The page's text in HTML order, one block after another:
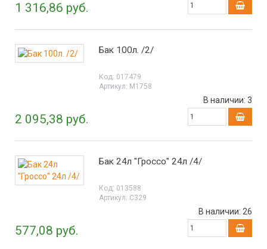
1 316,86 руб.
Бак 100л. /2/
Код: 017479
Артикул: М1758
2 095,38 руб.
В наличии: 3
Бак 24л "Гроссо" 24л /4/
Код: 013588
Артикул: С329
577,08 руб.
В наличии: 26